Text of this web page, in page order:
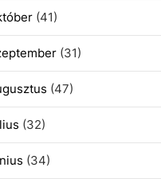
(41)
(31)
(47)
(32)
(34)